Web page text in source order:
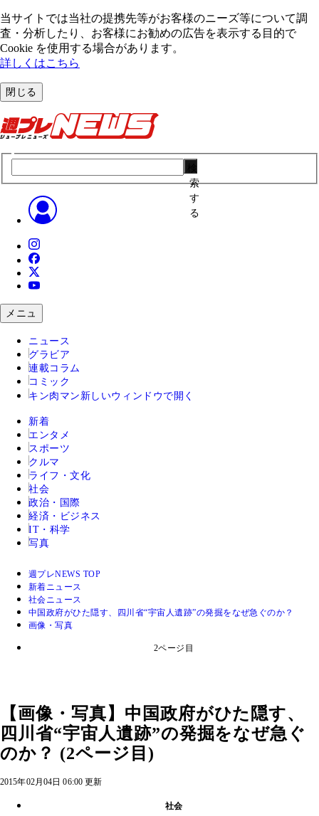
当サイトでは当社の提携先等がお客様のニーズ等について調
査・分析したり、お客様にお勧めの広告を表⽰する⽬的で
Cookie を使⽤する場合があります。
詳しくはこちら
閉じる
索
す
る
メニュ
ニュース
グラビア
連載コラム
コミック
キン肉マン 新しいウィンドウで開く
新着
エンタメ
スポーツ
クルマ
ライフ・文化
社会
政治・国際
経済・ビジネス
IT・科学
写真
週プレNEWS TOP
新着ニュース
社会ニュース
中国政府がひた隠す、四川省“宇宙人遺跡”の発掘をなぜ急ぐのか？
画像・写真
2ページ目
【画像・写真】中国政府がひた隠す、
四川省“宇宙人遺跡”の発掘をなぜ急ぐ
のか？ (2ページ目)
2015年02月04日 06:00 更新
社会